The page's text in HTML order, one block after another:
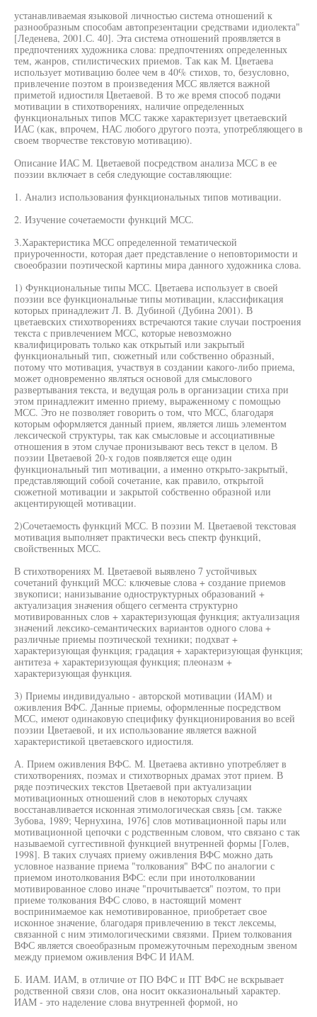
устанавливаемая языковой личностью система отношений к
разнообразным способам автопрезентации средствами идиолекта"
[Леденева, 2001.С. 40]. Эта система отношений проявляется в
предпочтениях художника слова: предпочтениях определенных
тем, жанров, стилистических приемов. Так как М. Цветаева
использует мотивацию более чем в 40% стихов, то, безусловно,
привлечение поэтом в произведения МСС является важной
приметой идиостиля Цветаевой. В то же время способ подачи
мотивации в стихотворениях, наличие определенных
функциональных типов МСС также характеризует цветаевский
ИАС (как, впрочем, НАС любого другого поэта, употребляющего в
своем творчестве текстовую мотивацию).
Описание ИАС М. Цветаевой посредством анализа МСС в ее
поэзии включает в себя следующие составляющие:
1. Анализ использования функциональных типов мотивации.
2. Изучение сочетаемости функций МСС.
3.Характеристика МСС определенной тематической
приуроченности, которая дает представление о неповторимости и
своеобразии поэтической картины мира данного художника слова.
1) Функциональные типы МСС. Цветаева использует в своей
поэзии все функциональные типы мотивации, классификация
которых принадлежит Л. В. Дубиной (Дубина 2001). В
цветаевских стихотворениях встречаются такие случаи построения
текста с привлечением МСС, которые невозможно
квалифицировать только как открытый или закрытый
функциональный тип, сюжетный или собственно образный,
потому что мотивация, участвуя в создании какого-либо приема,
может одновременно являться основой для смыслового
развертывания текста, и ведущая роль в организации стиха при
этом принадлежит именно приему, выраженному с помощью
МСС. Это не позволяет говорить о том, что МСС, благодаря
которым оформляется данный прием, является лишь элементом
лексической структуры, так как смысловые и ассоциативные
отношения в этом случае пронизывают весь текст в целом. В
поэзии Цветаевой 20-х годов появляется еще один
функциональный тип мотивации, а именно открыто-закрытый,
представляющий собой сочетание, как правило, открытой
сюжетной мотивации и закрытой собственно образной или
акцентирующей мотивации.
2)Сочетаемость функций МСС. В поэзии М. Цветаевой текстовая
мотивация выполняет практически весь спектр функций,
свойственных МСС.
В стихотворениях М. Цветаевой выявлено 7 устойчивых
сочетаний функций МСС: ключевые слова + создание приемов
звукописи; нанизывание одноструктурных образований +
актуализация значения общего сегмента структурно
мотивированных слов + характеризующая функция; актуализация
значений лексико-семантических вариантов одного слова +
различные приемы поэтической техники; подхват +
характеризующая функция; градация + характеризующая функция;
антитеза + характеризующая функция; плеоназм +
характеризующая функция.
3) Приемы индивидуально - авторской мотивации (ИАМ) и
оживления ВФС. Данные приемы, оформленные посредством
МСС, имеют одинаковую специфику функционирования во всей
поэзии Цветаевой, и их использование является важной
характеристикой цветаевского идиостиля.
А. Прием оживления ВФС. М. Цветаева активно употребляет в
стихотворениях, поэмах и стихотворных драмах этот прием. В
ряде поэтических текстов Цветаевой при актуализации
мотивационных отношений слов в некоторых случаях
восстанавливается исконная этимологическая связь [см. также
Зубова, 1989; Чернухина, 1976] слов мотивационной пары или
мотивационной цепочки с родственным словом, что связано с так
называемой суггестивной функцией внутренней формы [Голев,
1998]. В таких случаях приему оживления ВФС можно дать
условное название приема "толкования" ВФС по аналогии с
приемом инотолкования ВФС: если при инотолковании
мотивированное слово иначе "прочитывается" поэтом, то при
приеме толкования ВФС слово, в настоящий момент
воспринимаемое как немотивированное, приобретает свое
исконное значение, благодаря привлечению в текст лексемы,
связанной с ним этимологическими связями. Прием толкования
ВФС является своеобразным промежуточным переходным звеном
между приемом оживления ВФС И ИАМ.
Б. ИАМ. ИАМ, в отличие от ПО ВФС и ПТ ВФС не вскрывает
родственной связи слов, она носит окказиональный характер.
ИАМ - это наделение слова внутренней формой, но